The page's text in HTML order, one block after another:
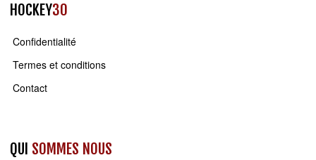
HOCKEY30
Confidentialité
Termes et conditions
Contact
QUI SOMMES NOUS